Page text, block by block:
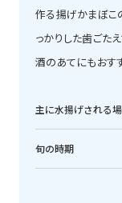
作る揚げかまぼこ
っかりした歯ごた
酒のあてにもおす
主に水揚げされる
旬の時期